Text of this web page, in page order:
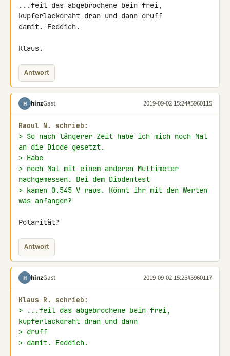
...feil das abgebrochene bein frei,
kupferlackdraht dran und dann druff
damit. Feddich.
Klaus.
Antwort
H hinzGast 2019-09-02 15:24#5960115
Raoul N. schrieb:
> So nach längerer Zeit habe ich mich noch Mal
an die Diode gesetzt.
> Habe
> noch Mal mit einem anderen Multimeter
nachgemessen. Bei dem Diodentest
> kamen 0.545 V raus. Könnt ihr mit den Werten
was anfangen?
Polarität?
Antwort
H hinzGast 2019-09-02 15:25#5960117
Klaus R. schrieb:
> ...feil das abgebrochene bein frei,
kupferlackdraht dran und dann
> druff
> damit. Feddich.